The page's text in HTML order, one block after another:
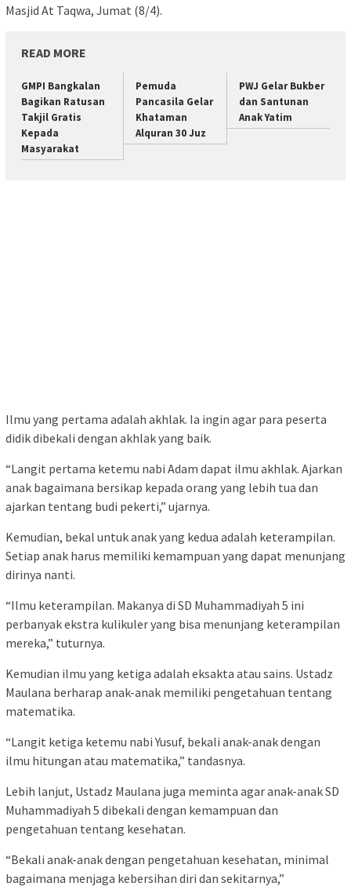
Masjid At Taqwa, Jumat (8/4).
READ MORE
GMPI Bangkalan
Bagikan Ratusan
Takjil Gratis
Kepada
Masyarakat
Pemuda
Pancasila Gelar
Khataman
Alquran 30 Juz
PWJ Gelar Bukber
dan Santunan
Anak Yatim
Ilmu yang pertama adalah akhlak. Ia ingin agar para peserta
didik dibekali dengan akhlak yang baik.
“Langit pertama ketemu nabi Adam dapat ilmu akhlak. Ajarkan
anak bagaimana bersikap kepada orang yang lebih tua dan
ajarkan tentang budi pekerti,” ujarnya.
Kemudian, bekal untuk anak yang kedua adalah keterampilan.
Setiap anak harus memiliki kemampuan yang dapat menunjang
dirinya nanti.
“Ilmu keterampilan. Makanya di SD Muhammadiyah 5 ini
perbanyak ekstra kulikuler yang bisa menunjang keterampilan
mereka,” tuturnya.
Kemudian ilmu yang ketiga adalah eksakta atau sains. Ustadz
Maulana berharap anak-anak memiliki pengetahuan tentang
matematika.
“Langit ketiga ketemu nabi Yusuf, bekali anak-anak dengan
ilmu hitungan atau matematika,” tandasnya.
Lebih lanjut, Ustadz Maulana juga meminta agar anak-anak SD
Muhammadiyah 5 dibekali dengan kemampuan dan
pengetahuan tentang kesehatan.
“Bekali anak-anak dengan pengetahuan kesehatan, minimal
bagaimana menjaga kebersihan diri dan sekitarnya,”